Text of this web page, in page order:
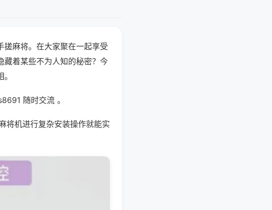
搓麻将。在大家聚在一起享受
藏着某些不为人知的秘密？今
随时交流 。
将机进行复杂安装操作就能实